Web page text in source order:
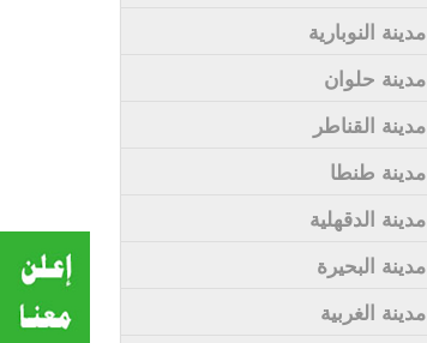
مدينة النوبارية
مدينة حلوان
مدينة القناطر
مدينة طنطا
مدينة الدقهلية
مدينة البحيرة
مدينة الغربية